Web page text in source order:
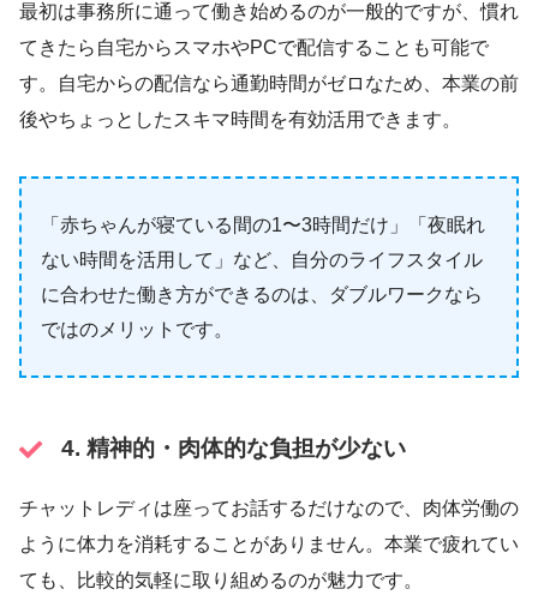
最初は事務所に通って働き始めるのが一般的ですが、慣れ
てきたら自宅からスマホやPCで配信することも可能で
す。自宅からの配信なら通勤時間がゼロなため、本業の前
後やちょっとしたスキマ時間を有効活用できます。
「赤ちゃんが寝ている間の1〜3時間だけ」「夜眠れ
ない時間を活用して」など、自分のライフスタイル
に合わせた働き方ができるのは、ダブルワークなら
ではのメリットです。
4. 精神的・肉体的な負担が少ない
チャットレディは座ってお話するだけなので、肉体労働の
ように体力を消耗することがありません。本業で疲れてい
ても、比較的気軽に取り組めるのが魅力です。